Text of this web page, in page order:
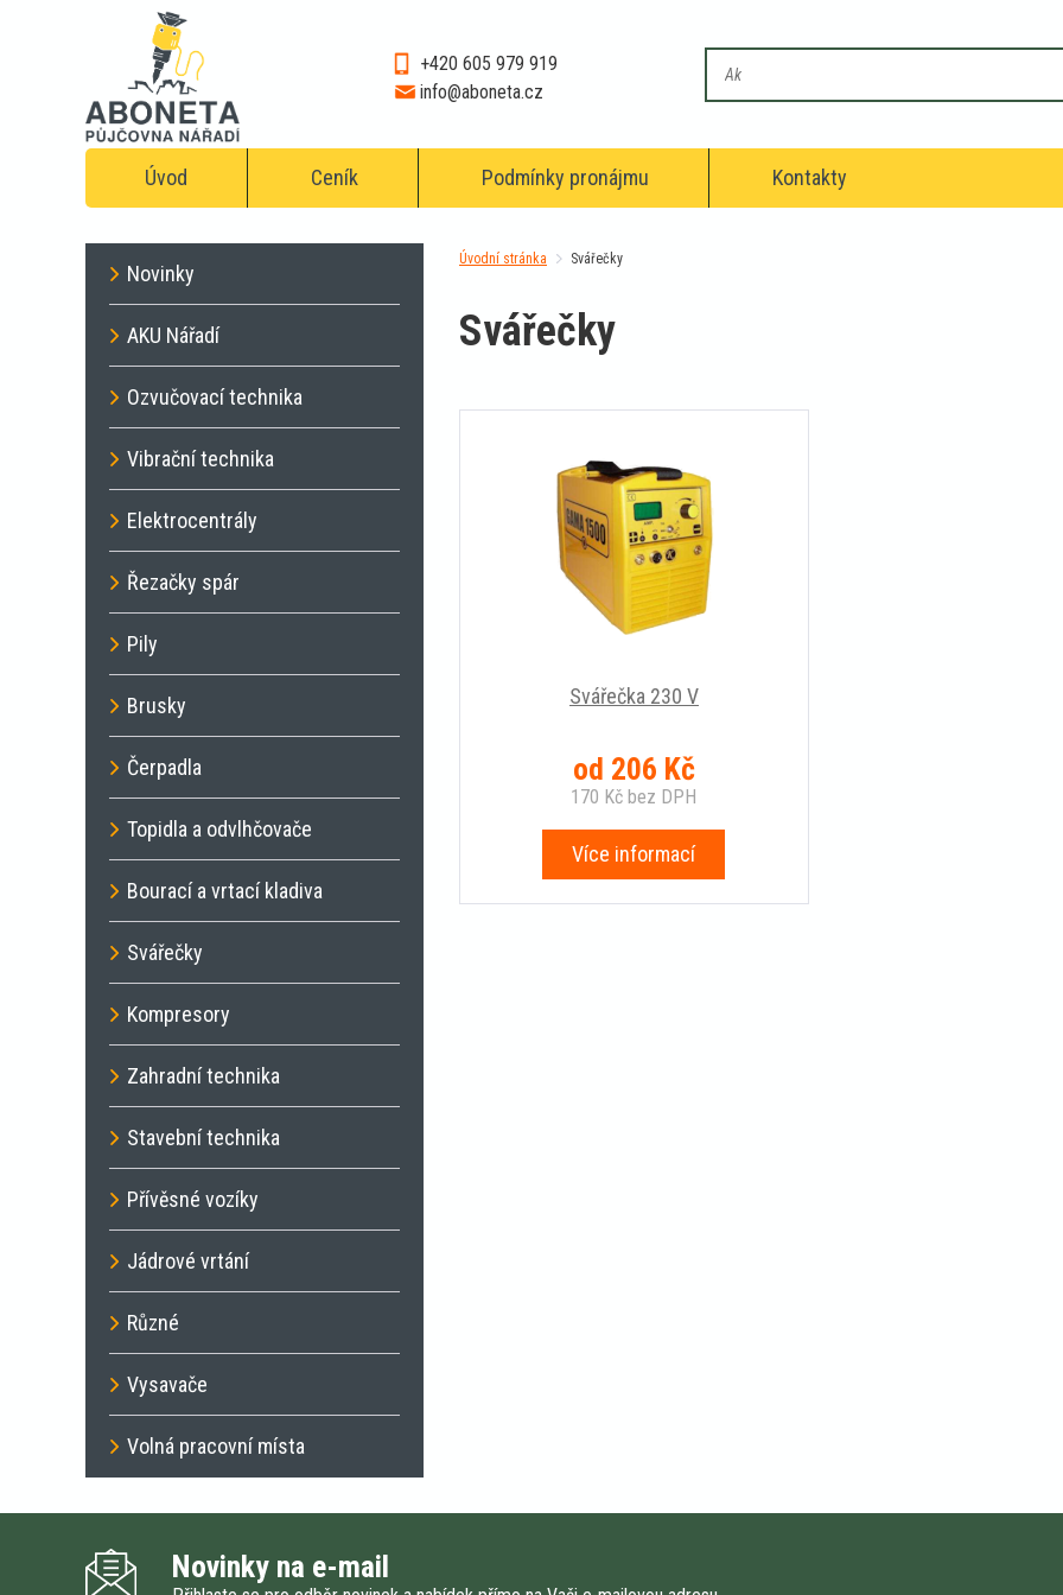
Úvod Ceník Podmínky pronájmu Kontakty
+420 605 979 919
info@aboneta.cz
Úvodní stránka Svářečky
Svářečky
Svářečka 230 V
od 206 Kč
170 Kč bez DPH
Více informací
Novinky
AKU Nářadí
Ozvučovací technika
Vibrační technika
Elektrocentrály
Řezačky spár
Pily
Brusky
Čerpadla
Topidla a odvlhčovače
Bourací a vrtací kladiva
Svářečky
Kompresory
Zahradní technika
Stavební technika
Přívěsné vozíky
Jádrové vrtání
Různé
Vysavače
Volná pracovní místa
Novinky na e-mail